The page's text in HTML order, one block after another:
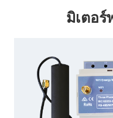
มิเตอร์